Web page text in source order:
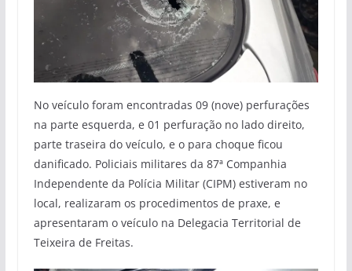
No veículo foram encontradas 09 (nove) perfurações
na parte esquerda, e 01 perfuração no lado direito,
parte traseira do veículo, e o para choque ficou
danificado. Policiais militares da 87ª Companhia
Independente da Polícia Militar (CIPM) estiveram no
local, realizaram os procedimentos de praxe, e
apresentaram o veículo na Delegacia Territorial de
Teixeira de Freitas.